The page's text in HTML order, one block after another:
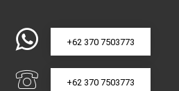
+62 370 7503773
+62 370 7503773